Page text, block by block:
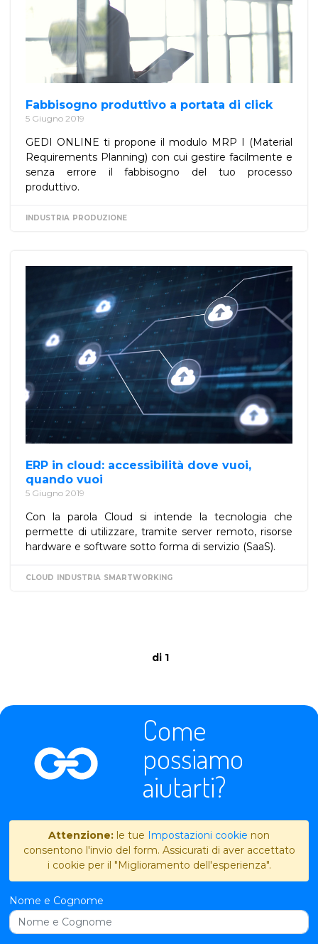
Fabbisogno produttivo a portata di click
5 Giugno 2019
GEDI ONLINE ti propone il modulo MRP I (Material
Requirements Planning) con cui gestire facilmente e
senza errore il fabbisogno del tuo processo
produttivo.
INDUSTRIA PRODUZIONE
ERP in cloud: accessibilità dove vuoi,
quando vuoi
5 Giugno 2019
Con la parola Cloud si intende la tecnologia che
permette di utilizzare, tramite server remoto, risorse
hardware e software sotto forma di servizio (SaaS).
CLOUD INDUSTRIA SMARTWORKING
di 1
Come
possiamo
aiutarti?
Attenzione: le tue Impostazioni cookie non
consentono l'invio del form. Assicurati di aver accettato
i cookie per il "Miglioramento dell'esperienza".
Nome e Cognome